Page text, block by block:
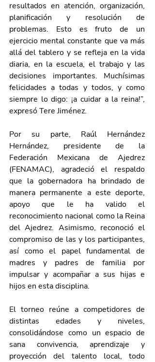
resultados en atención, organización,
planificación y resolución de
problemas. Esto es fruto de un
ejercicio mental constante que va más
allá del tablero y se refleja en la vida
diaria, en la escuela, el trabajo y las
decisiones importantes. Muchísimas
felicidades a todas y todos, y como
siempre lo digo: ¡a cuidar a la reina!”,
expresó Tere Jiménez.
Por su parte, Raúl Hernández
Hernández, presidente de la
Federación Mexicana de Ajedrez
(FENAMAC), agradeció el respaldo
que la gobernadora ha brindado de
manera permanente a este deporte,
apoyo que le ha valido el
reconocimiento nacional como la Reina
del Ajedrez. Asimismo, reconoció el
compromiso de las y los participantes,
así como el papel fundamental de
madres y padres de familia por
impulsar y acompañar a sus hijas e
hijos en esta disciplina.
El torneo reúne a competidores de
distintas edades y niveles,
consolidándose como un espacio de
sana convivencia, aprendizaje y
proyección del talento local, todo